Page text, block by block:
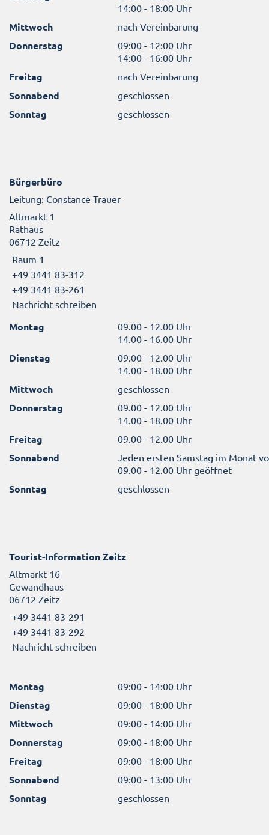
14:00 - 18:00 Uhr
Mittwoch nach Vereinbarung
Donnerstag
09:00 - 12:00 Uhr
14:00 - 16:00 Uhr
Freitag nach Vereinbarung
Sonnabend geschlossen
Sonntag geschlossen
Bürgerbüro
Leitung: Constance Trauer
Altmarkt 1
Rathaus
06712 Zeitz
Raum 1
+49 3441 83-312
+49 3441 83-261
Nachricht schreiben
Montag
09.00 - 12.00 Uhr
14.00 - 16.00 Uhr
Dienstag
09.00 - 12.00 Uhr
14.00 - 18.00 Uhr
Mittwoch geschlossen
Donnerstag
09.00 - 12.00 Uhr
14.00 - 18.00 Uhr
Freitag 09.00 - 12.00 Uhr
Sonnabend
Jeden ersten Samstag im Monat
09.00 - 12.00 Uhr geöffnet
Sonntag geschlossen
Tourist-Information Zeitz
Altmarkt 16
Gewandhaus
06712 Zeitz
+49 3441 83-291
+49 3441 83-292
Nachricht schreiben
Montag 09:00 - 14:00 Uhr
Dienstag 09:00 - 18:00 Uhr
Mittwoch 09:00 - 14:00 Uhr
Donnerstag 09:00 - 18:00 Uhr
Freitag 09:00 - 18:00 Uhr
Sonnabend 09:00 - 13:00 Uhr
Sonntag geschlossen